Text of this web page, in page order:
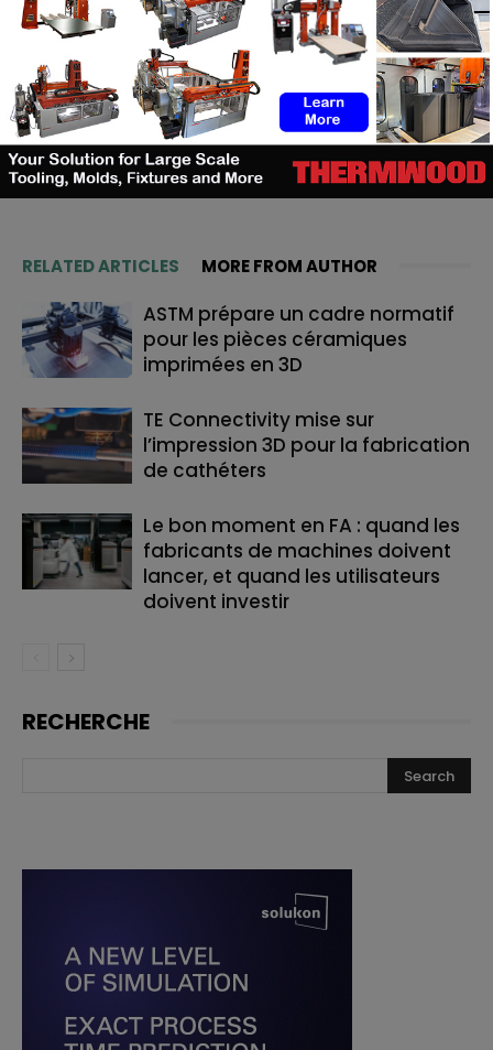
l’impression 3D à travers différentes expériences
professionnelles. Consciente de l’importance de cette
technologie pour les marchés d’aujourd’hui et de demain,
c’est avec plaisir que je vous partage les dernières
informations et analyses qui y ont trait, afin qu’à votre tour,
vous puissiez en tirer profit. #Restezconnectés #3DAdept
RELATED ARTICLES MORE FROM AUTHOR
ASTM prépare un cadre normatif
pour les pièces céramiques
imprimées en 3D
TE Connectivity mise sur
l’impression 3D pour la fabrication
de cathéters
Le bon moment en FA : quand les
fabricants de machines doivent
lancer, et quand les utilisateurs
doivent investir
RECHERCHE